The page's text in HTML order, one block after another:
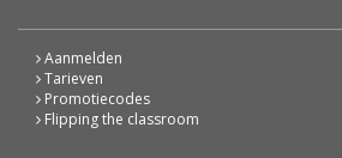
Aanmelden
Tarieven
Promotiecodes
Flipping the classroom